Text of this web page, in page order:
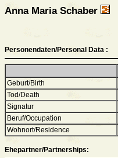
Anna Maria Schaber
Personendaten/Personal Data :
Geburt/Birth
Tod/Death
Signatur
Beruf/Occupation
Wohnort/Residence
Ehepartner/Partnerships: